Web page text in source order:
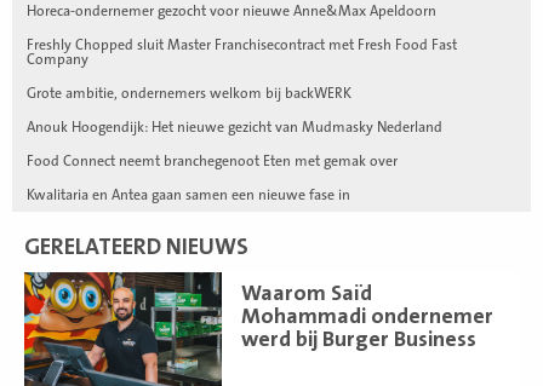
Horeca-ondernemer gezocht voor nieuwe Anne&Max Apeldoorn
Freshly Chopped sluit Master Franchisecontract met Fresh Food Fast
Company
Grote ambitie, ondernemers welkom bij backWERK
Anouk Hoogendijk: Het nieuwe gezicht van Mudmasky Nederland
Food Connect neemt branchegenoot Eten met gemak over
Kwalitaria en Antea gaan samen een nieuwe fase in
GERELATEERD NIEUWS
Waarom Saïd
Mohammadi ondernemer
werd bij Burger Business
Lees
meer